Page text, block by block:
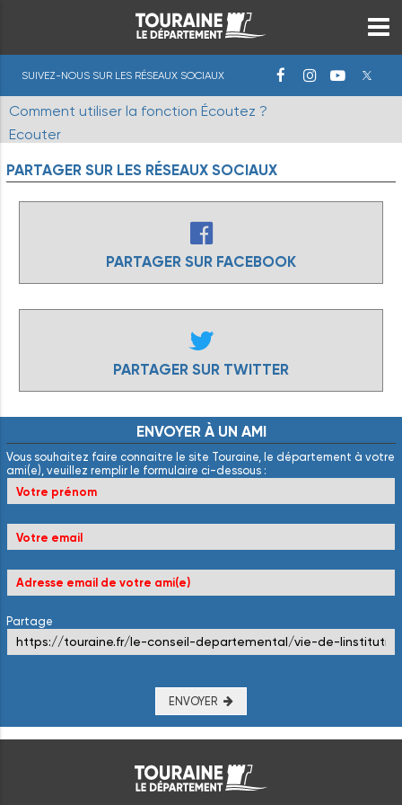
SUIVEZ-NOUS SUR LES RÉSEAUX SOCIAUX
Comment utiliser la fonction Écoutez ?
Ecouter
PARTAGER SUR LES RÉSEAUX SOCIAUX
PARTAGER SUR FACEBOOK
PARTAGER SUR TWITTER
ENVOYER À UN AMI
Vous souhaitez faire connaitre le site Touraine, le département à votre
ami(e), veuillez remplir le formulaire ci-dessous :
Partage
ENVOYER